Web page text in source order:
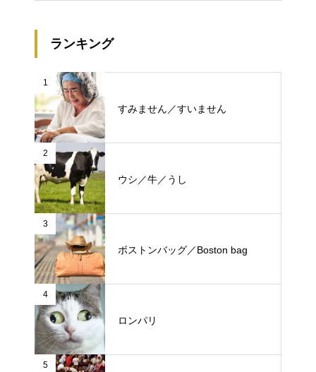
ランキング
1
すみません／すいません
2
ウシ／牛／うし
3
ボストンバッグ／Boston bag
4
ロンパリ
5